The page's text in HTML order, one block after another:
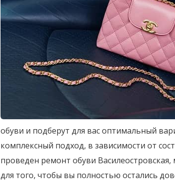
обуви и подберут для вас оптимальный
комплексный подход, в зависимости от
проведен ремонт обуви
для того, чтобы вы полностью остались